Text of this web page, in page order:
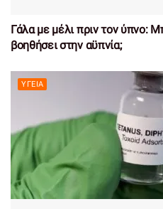
Γάλα με μέλι πριν τον ύπνο:
βοηθήσει στην αϋπνία;
ΥΓΕΊΑ